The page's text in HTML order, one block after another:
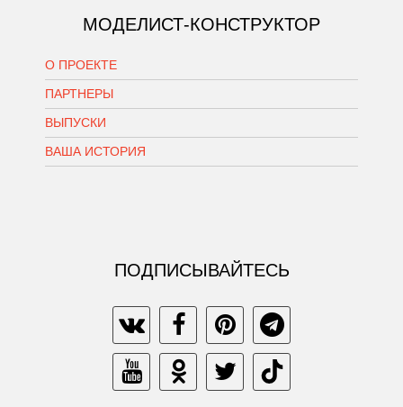
МОДЕЛИСТ-КОНСТРУКТОР
О ПРОЕКТЕ
ПАРТНЕРЫ
ВЫПУСКИ
ВАША ИСТОРИЯ
ПОДПИСЫВАЙТЕСЬ